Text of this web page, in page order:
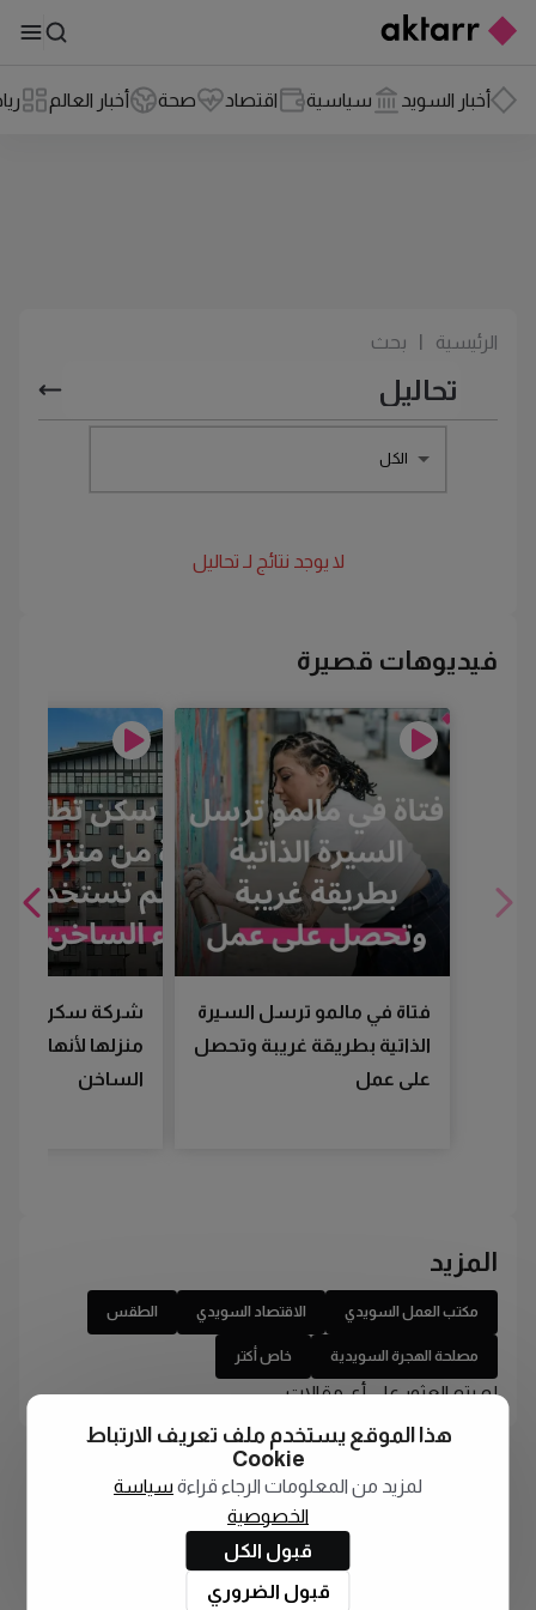
أخبار السويد سياسية اقتصاد صحة أخبار العالم
الرئيسية بحث
الكل
لا يوجد نتائج لـ تحاليل
فيديوهات قصيرة
فتاة في مالمو ترسل السيرة
الذاتية بطريقة غريبة وتحصل
على عمل
شركة سكن
منزلها لأنها لم
الساخن
المزيد
مكتب العمل السويدي الاقتصاد السويدي الطقس
مصلحة الهجرة السويدية خاص أكتر
لم يتم العثور على أي مقالات
هذا الموقع يستخدم ملف تعريف الارتباط
Cookie
لمزيد من المعلومات الرجاء قراءة سياسة
الخصوصية
قبول الكل
قبول الضروري